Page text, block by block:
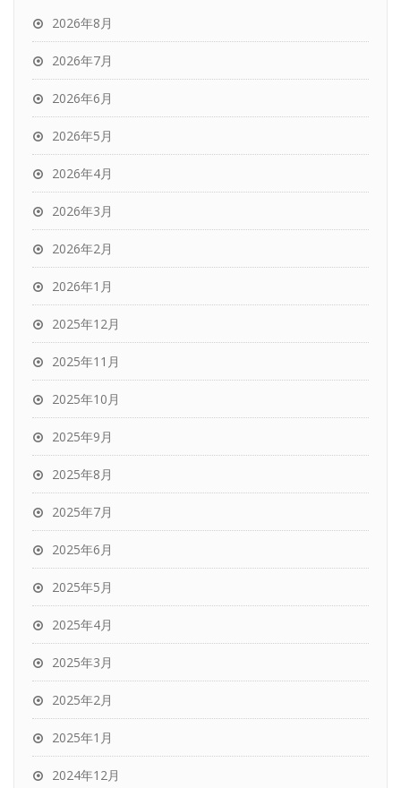
2026年8月
2026年7月
2026年6月
2026年5月
2026年4月
2026年3月
2026年2月
2026年1月
2025年12月
2025年11月
2025年10月
2025年9月
2025年8月
2025年7月
2025年6月
2025年5月
2025年4月
2025年3月
2025年2月
2025年1月
2024年12月